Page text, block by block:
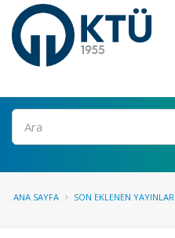
Ara
ANA SAYFA SON EKLENEN YAYINLAR